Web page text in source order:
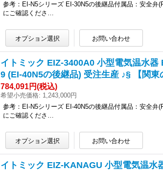
参考：EI-N5シリーズ EI-30N5の後継品付属品：安全
にご確認くださ…
イトミック EIZ-3400A0 小型電気温水
9 (EI-40N5の後継品) 受注生産 ♪§ 【関東
784,091円(税込)
希望小売価格: 1,243,000円
参考：EI-N5シリーズ EI-40N5の後継品付属品：安全
にご確認くださ…
イトミック EIZ-KANAGU 小型電気温水